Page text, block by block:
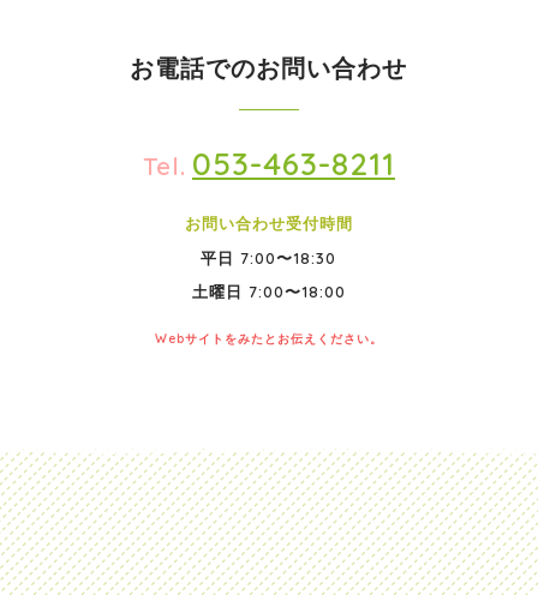
お電話でのお問い合わせ
Tel. 053-463-8211
お問い合わせ受付時間
平日 7:00〜18:30
土曜日 7:00〜18:00
Webサイトをみたとお伝えください。